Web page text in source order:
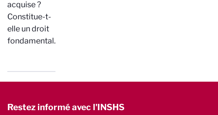
acquise ?
Constitue-t-
elle un droit
fondamental…
Restez informé avec l'INSHS